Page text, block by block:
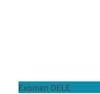
Examen DELE